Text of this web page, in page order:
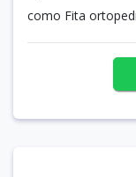
como Fita